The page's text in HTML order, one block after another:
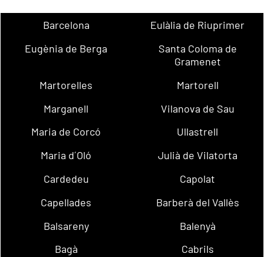
Barcelona
Eulàlia de Riuprimer
Eugènia de Berga
Santa Coloma de
Gramenet
Martorelles
Martorell
Marganell
Vilanova de Sau
Maria de Corcó
Ullastrell
Maria d´Oló
Julià de Vilatorta
Cardedeu
Capolat
Capellades
Barberà del Vallès
Balsareny
Balenyà
Bagà
Cabrils